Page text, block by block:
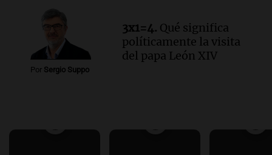
Por Sergio Suppo
3x1=4. Qué significa
políticamente la visita
del papa León XIV